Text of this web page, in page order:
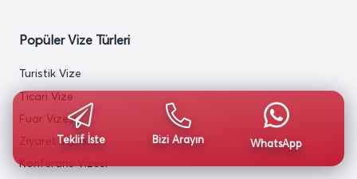
Popüler Vize Türleri
Turistik Vize
Ticari Vize
Fuar Vizesi
Ziyaret Vizesi
Konferans Vizesi
Teklif İste Bizi Arayın WhatsApp